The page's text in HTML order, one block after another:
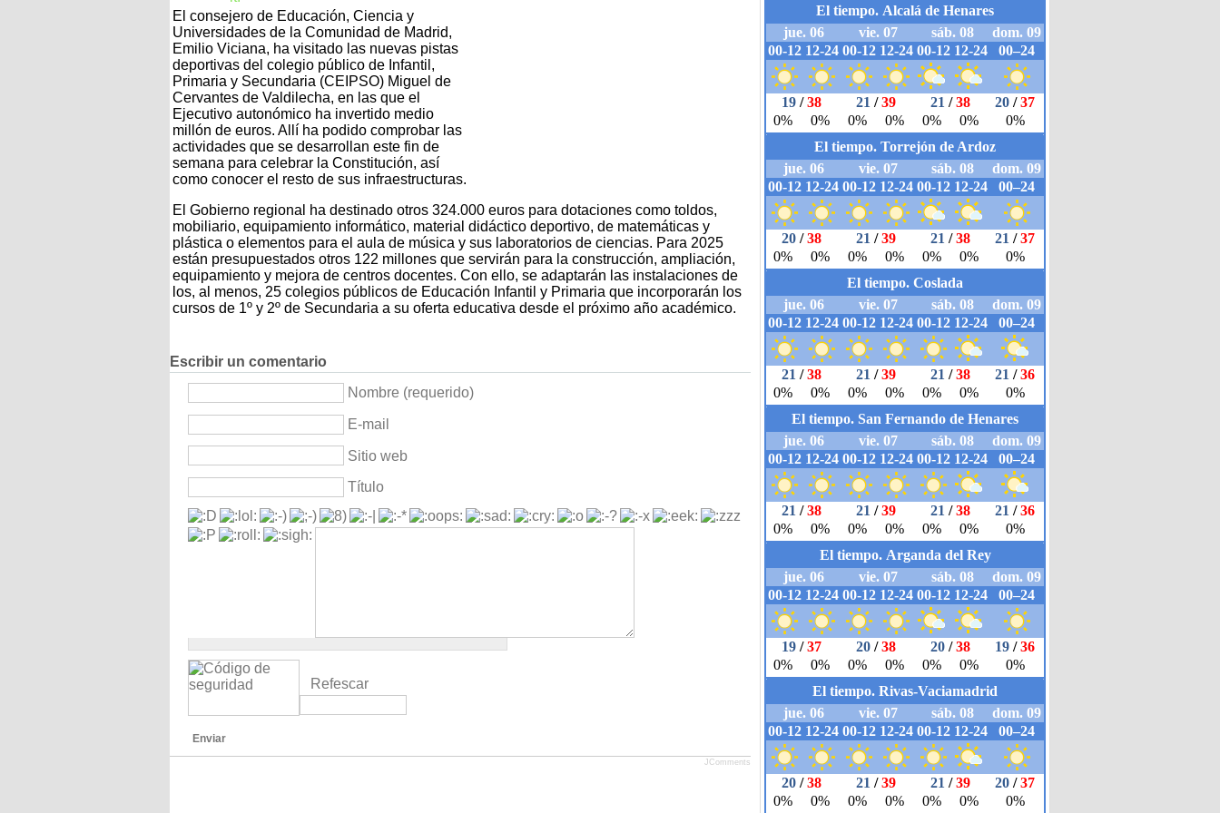
El consejero de Educación, Ciencia y
Universidades de la Comunidad de Madrid,
Emilio Viciana, ha visitado las nuevas pistas
deportivas del colegio público de Infantil,
Primaria y Secundaria (CEIPSO) Miguel de
Cervantes de Valdilecha, en las que el
Ejecutivo autonómico ha invertido medio
millón de euros. Allí ha podido comprobar las
actividades que se desarrollan este fin de
semana para celebrar la Constitución, así
como conocer el resto de sus infraestructuras.
El Gobierno regional ha destinado otros 324.000 euros para dotaciones como toldos,
mobiliario, equipamiento informático, material didáctico deportivo, de matemáticas y
plástica o elementos para el aula de música y sus laboratorios de ciencias. Para 2025
están presupuestados otros 122 millones que servirán para la construcción, ampliación,
equipamiento y mejora de centros docentes. Con ello, se adaptarán las instalaciones de
los, al menos, 25 colegios públicos de Educación Infantil y Primaria que incorporarán los
cursos de 1º y 2º de Secundaria a su oferta educativa desde el próximo año académico.
Escribir un comentario
Nombre (requerido)
E-mail
Sitio web
Título
Refescar
Enviar
JComments